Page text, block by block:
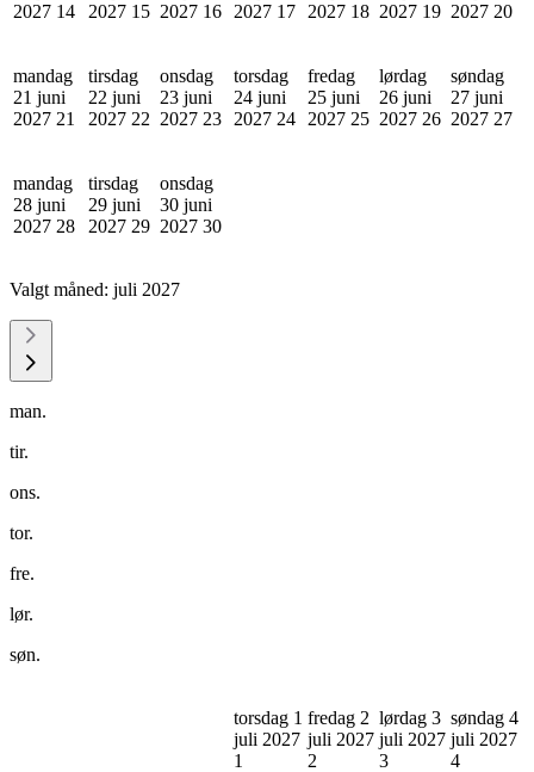
2027 14
2027 15 2027 16
2027 17
2027 18 2027 19 2027 20
mandag
21 juni
2027 21
tirsdag
22 juni
2027 22
onsdag
23 juni
2027 23
torsdag
24 juni
2027 24
fredag
25 juni
2027 25
lørdag
26 juni
2027 26
søndag
27 juni
2027 27
mandag
28 juni
2027 28
tirsdag
29 juni
2027 29
onsdag
30 juni
2027 30
Valgt måned: juli 2027
man.
tir.
ons.
tor.
fre.
lør.
søn.
torsdag 1
juli 2027
1
fredag 2
juli 2027
2
lørdag 3
juli 2027
3
søndag 4
juli 2027
4